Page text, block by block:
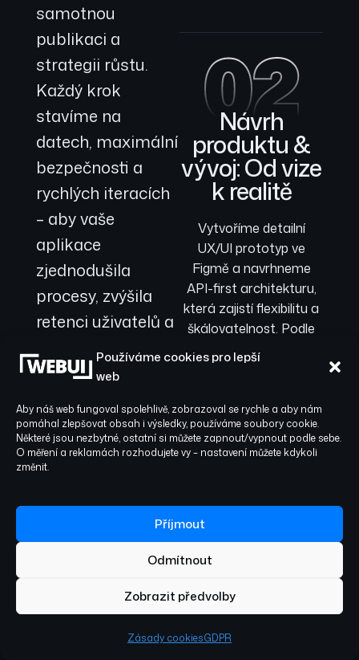
Používáme cookies pro lepší
web
Aby náš web fungoval spolehlivě, zobrazoval se rychle a aby nám
pomáhal zlepšovat obsah i výsledky, používáme soubory cookie.
Některé jsou nezbytné, ostatní si můžete zapnout/vypnout podle sebe.
O měření a reklamách rozhodujete vy – nastavení můžete kdykoli
změnit.
Příjmout
Odmítnout
Zobrazit předvolby
Zásady cookiesGDPR
samotnou
publikaci a
strategii růstu.
Každý krok
stavíme na
datech, maximální
bezpečnosti a
rychlých iteracích
– aby vaše
aplikace
zjednodušila
procesy, zvýšila
retenci uživatelů a
škálovala bez
výpadků. To je
úspěch v místním
prostředí a jasnou
konkurenční
výhodu.
02
Návrh
produktu &
vývoj: Od vize
k realitě
Vytvoříme detailní
UX/UI prototyp ve
Figmě a navrhneme
API-first architekturu,
která zajistí flexibilitu a
škálovatelnost. Podle
vašich cílů zvolíme
nejvhodnější technologii
nativní výkon nebo
React Native pro
efektivní multiplatformní
role, push notifikace,
platby, mapové služby a
synchronizaci offline
dat. Vývoj probíhá v
agilních sprintech,
abyste měli kontrolu